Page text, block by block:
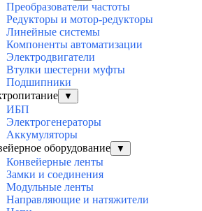
Преобразователи частоты
Редукторы и мотор-редукторы
Линейные системы
Компоненты автоматизации
Электродвигатели
Втулки шестерни муфты
Подшипники
▼
ИБП
Электрогенераторы
Аккумуляторы
оборудование
▼
Конвейерные ленты
Замки и соединения
Модульные ленты
Направляющие и натяжители